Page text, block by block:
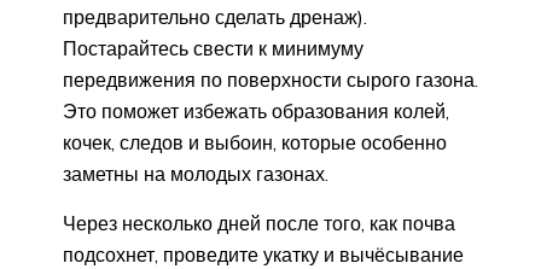
предварительно сделать дренаж).
Постарайтесь свести к минимуму
передвижения по поверхности сырого газона.
Это поможет избежать образования колей,
кочек, следов и выбоин, которые особенно
заметны на молодых газонах.
Через несколько дней после того, как почва
подсохнет, проведите укатку и вычёсывание